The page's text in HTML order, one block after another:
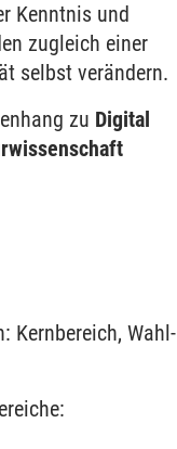
Kenntnis und
zugleich einer
selbst ver­ändern.
zu Digital
Kern­bereich, Wahl­